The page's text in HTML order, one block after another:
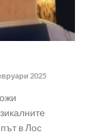
2025
в Лос